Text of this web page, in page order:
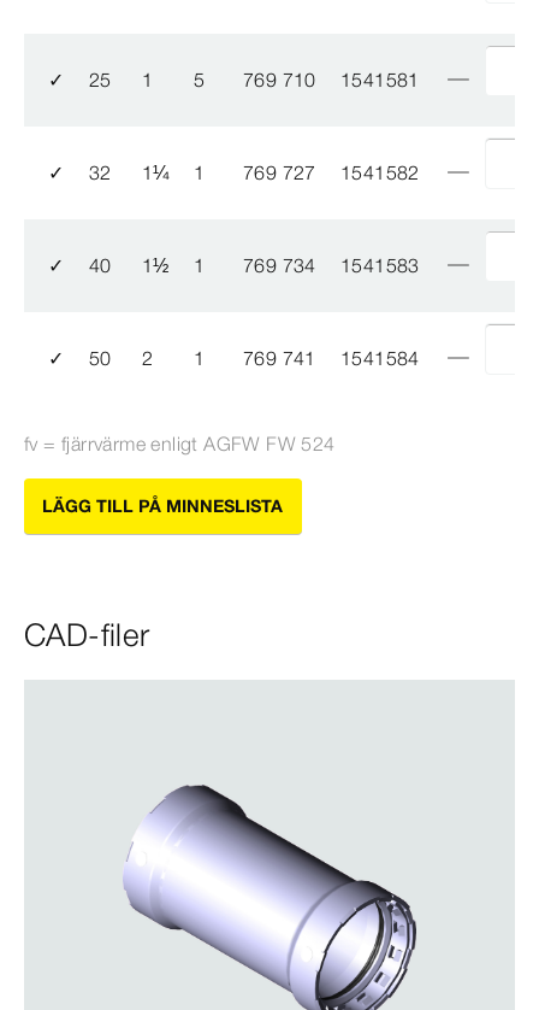
✓ 25 1 5 769 710 1541581
✓ 32 1¼ 1 769 727 1541582
✓ 40 1½ 1 769 734 1541583
✓ 50 2 1 769 741 1541584
fv = fjärrvärme enligt AGFW FW 524
LÄGG TILL PÅ MINNESLISTA
CAD-filer